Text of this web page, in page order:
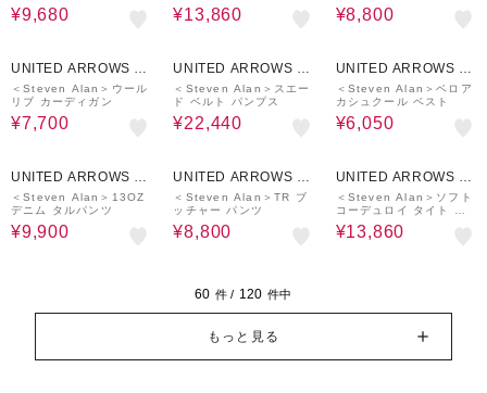
ードパンツ
¥9,680 ¥13,860
ー
¥8,800
UNITED ARROWS O
UTLET
＜Steven Alan＞ウール
リブ カーディガン
¥7,700
UNITED ARROWS O
UTLET
＜Steven Alan＞スエー
ド ベルト パンプス
¥22,440
UNITED ARROWS O
UTLET
＜Steven Alan＞ベロア
カシュクール ベスト
¥6,050
UNITED ARROWS O
UTLET
＜Steven Alan＞13OZ
デニム タルパンツ
¥9,900
UNITED ARROWS O
UTLET
＜Steven Alan＞TR ブ
ッチャー パンツ
¥8,800
UNITED ARROWS O
UTLET
＜Steven Alan＞ソフト
コーデュロイ タイト ス
カート
¥13,860
60 件 / 120 件中
もっと見る